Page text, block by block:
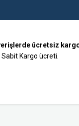
ücretsiz
Kargo ücreti.